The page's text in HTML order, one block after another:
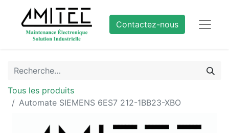
Contactez-nous
Tous les produits
Automate SIEMENS 6ES7 212-1BB23-XBO